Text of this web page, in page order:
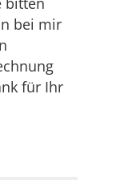
bei mir
für Ihr